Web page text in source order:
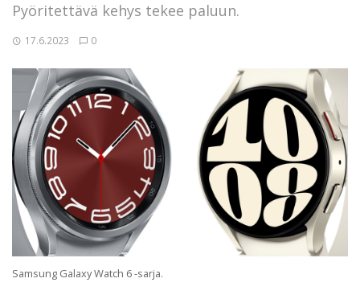
Pyöritettävä kehys tekee paluun.
17.6.2023 0
Samsung Galaxy Watch 6 -sarja.